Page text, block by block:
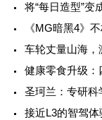
《MG暗黑4》
健康零食升级：
圣珂兰：专研科